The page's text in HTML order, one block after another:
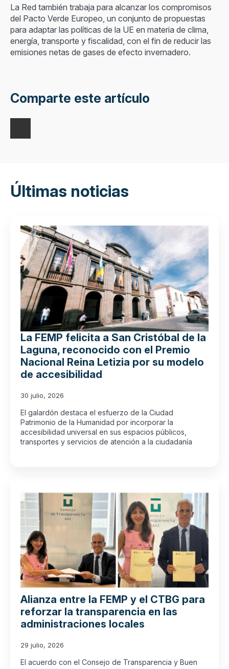
La Red también trabaja para alcanzar los compromisos
del Pacto Verde Europeo, un conjunto de propuestas
para adaptar las políticas de la UE en materia de clima,
energía, transporte y fiscalidad, con el fin de reducir las
emisiones netas de gases de efecto invernadero.
Comparte este artículo
Últimas noticias
La FEMP felicita a San Cristóbal de la
Laguna, reconocido con el Premio
Nacional Reina Letizia por su modelo
de accesibilidad
30 julio, 2026
El galardón destaca el esfuerzo de la Ciudad
Patrimonio de la Humanidad por incorporar la
accesibilidad universal en sus espacios públicos,
transportes y servicios de atención a la ciudadanía
Alianza entre la FEMP y el CTBG para
reforzar la transparencia en las
administraciones locales
29 julio, 2026
El acuerdo con el Consejo de Transparencia y Buen